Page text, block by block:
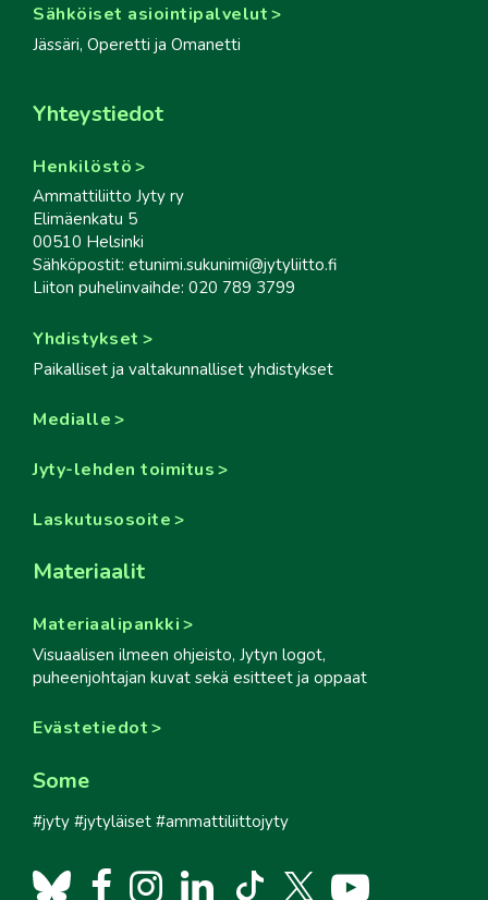
Sähköiset asiointipalvelut
Jässäri, Operetti ja Omanetti
Yhteystiedot
Henkilöstö
Ammattiliitto Jyty ry
Elimäenkatu 5
00510 Helsinki
Sähköpostit: etunimi.sukunimi@jytyliitto.fi
Liiton puhelinvaihde: 020 789 3799
Yhdistykset
Paikalliset ja valtakunnalliset yhdistykset
Medialle
Jyty-lehden toimitus
Laskutusosoite
Materiaalit
Materiaalipankki
Visuaalisen ilmeen ohjeisto, Jytyn logot,
puheenjohtajan kuvat sekä esitteet ja oppaat
Evästetiedot
Some
#jyty #jytyläiset #ammattiliittojyty